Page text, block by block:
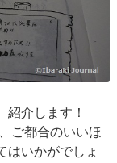
紹介します！
ご都合のいいほ
はいかがでしょ